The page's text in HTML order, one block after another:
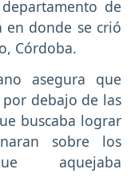
de
en donde se crió
Córdoba.
asegura que
debajo de las
buscaba lograr
sobre los
aquejaba